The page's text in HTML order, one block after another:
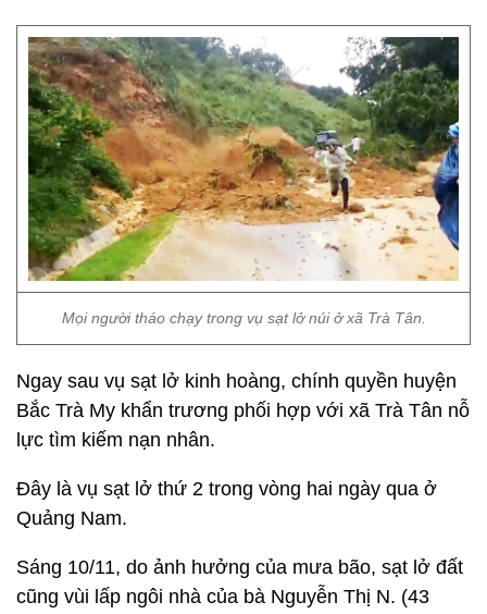
Mọi người tháo chạy trong vụ sạt lở núi ở xã Trà Tân.
Ngay sau vụ sạt lở kinh hoàng, chính quyền huyện
Bắc Trà My khẩn trương phối hợp với xã Trà Tân nỗ
lực tìm kiếm nạn nhân.
Đây là vụ sạt lở thứ 2 trong vòng hai ngày qua ở
Quảng Nam.
Sáng 10/11, do ảnh hưởng của mưa bão, sạt lở đất
cũng vùi lấp ngôi nhà của bà Nguyễn Thị N. (43